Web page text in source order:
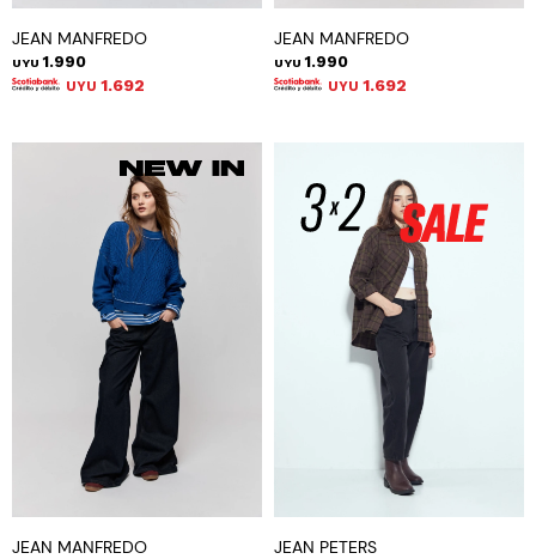
JEAN MANFREDO
UYU 1.990
UYU 1.692
JEAN MANFREDO
UYU 1.990
UYU 1.692
JEAN MANFREDO JEAN PETERS